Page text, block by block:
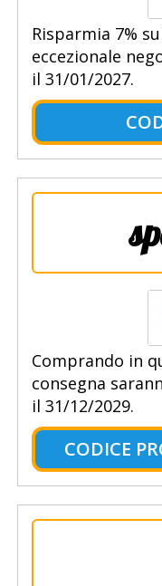
Risparmia 7%
eccezionale
il 31/01/2027.
Comprando in
consegna
il 31/12/2029.
CODICE